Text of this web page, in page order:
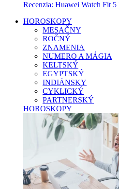
Recenzia: Huawei Watch Fit
HOROSKOPY
MESAČNY
ROČNÝ
ZNAMENIA
NUMERO A MÁGIA
KELTSKÝ
EGYPTSKÝ
INDIÁNSKY
CYKLICKÝ
PARTNERSKÝ
HOROSKOPY